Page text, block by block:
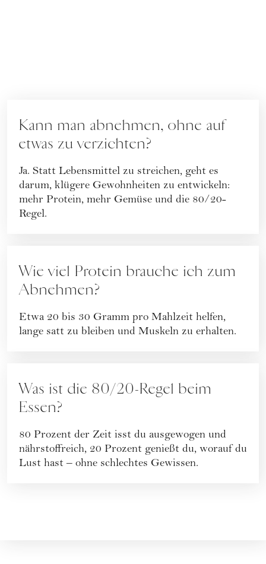
Kann man abnehmen, ohne auf
etwas zu verzichten?
Ja. Statt Lebensmittel zu streichen, geht es
darum, klügere Gewohnheiten zu entwickeln:
mehr Protein, mehr Gemüse und die 80/20-
Regel.
Wie viel Protein brauche ich zum
Abnehmen?
Etwa 20 bis 30 Gramm pro Mahlzeit helfen,
lange satt zu bleiben und Muskeln zu erhalten.
Was ist die 80/20-Regel beim
Essen?
80 Prozent der Zeit isst du ausgewogen und
nährstoffreich, 20 Prozent genießt du, worauf du
Lust hast – ohne schlechtes Gewissen.